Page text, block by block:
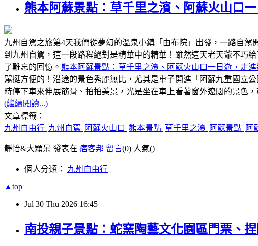
熊本阿蘇景點：草千里之濱、阿蘇火山口
九州自駕之旅第4天我們從夢幻的溫泉小鎮「由布院」出發，一路自駕
到九州自駕，這一段路程絕對是精華中的精華！雖然這天老天爺不巧
了難忘的回憶。 熊本阿蘇景點：草千里之濱、阿蘇火山口一日遊，走
駕挺方便的！沿途的景色秀麗無比，尤其是車子開進「阿蘇九重國立
時停下車來伸展筋骨、拍拍美景，光是坐在車上看著窗外遼闊的景色
(繼續閱讀...)
文章標籤：
九州自由行 九州自駕 阿蘇火山口 熊本景點 草千里之濱 阿蘇景點 阿
靜怡&大顆呆 發表在 痞客邦 留言(0) 人氣()
個人分類： 九州自由行
▲top
Jul 30 Thu 2026 16:45
南投親子景點：蛇窯陶藝文化園區門票、